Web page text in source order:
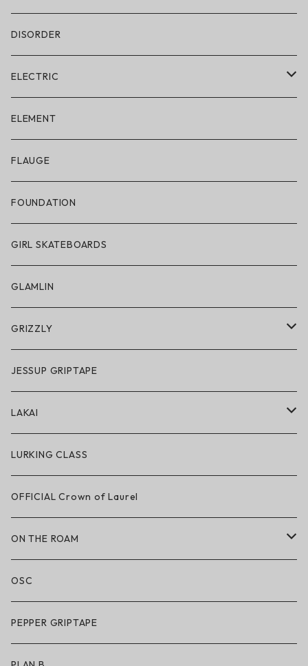
DISORDER
ELECTRIC
ELECTRIC × ON THE ROAM
アパレル
帽子
サングラス
スノーゴーグル
アクセサリー・小物
ELEMENT
FLAUGE
FOUNDATION
GIRL SKATEBOARDS
GLAMLIN
GRIZZLY
GRIZZLY × POLeR
アパレル
ハードグッズ
JESSUP GRIPTAPE
LAKAI
LAKAI × POLeR
LAKAI × CHOCOLATE
LAKAI × RIPNDIP
シューズ
アパレル
LURKING CLASS
OFFICIAL Crown of Laurel
ON THE ROAM
アパレル
サングラス
OSC
PEPPER GRIPTAPE